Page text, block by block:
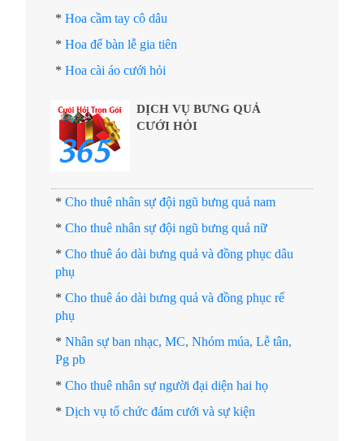
* Hoa cầm tay cô dâu
* Hoa để bàn lễ gia tiên
* Hoa cài áo cưới hỏi
DỊCH VỤ BƯNG QUẢ
CƯỚI HỎI
* Cho thuê nhân sự đội ngũ bưng quả nam
* Cho thuê nhân sự đội ngũ bưng quả nữ
* Cho thuê áo dài bưng quả và đồng phục dâu
phụ
* Cho thuê áo dài bưng quả và đồng phục rể
phụ
* Nhân sự ban nhạc, MC, Nhóm múa, Lễ tân,
Pg pb
* Cho thuê nhân sự người đại diện hai họ
* Dịch vụ tổ chức đám cưới và sự kiện